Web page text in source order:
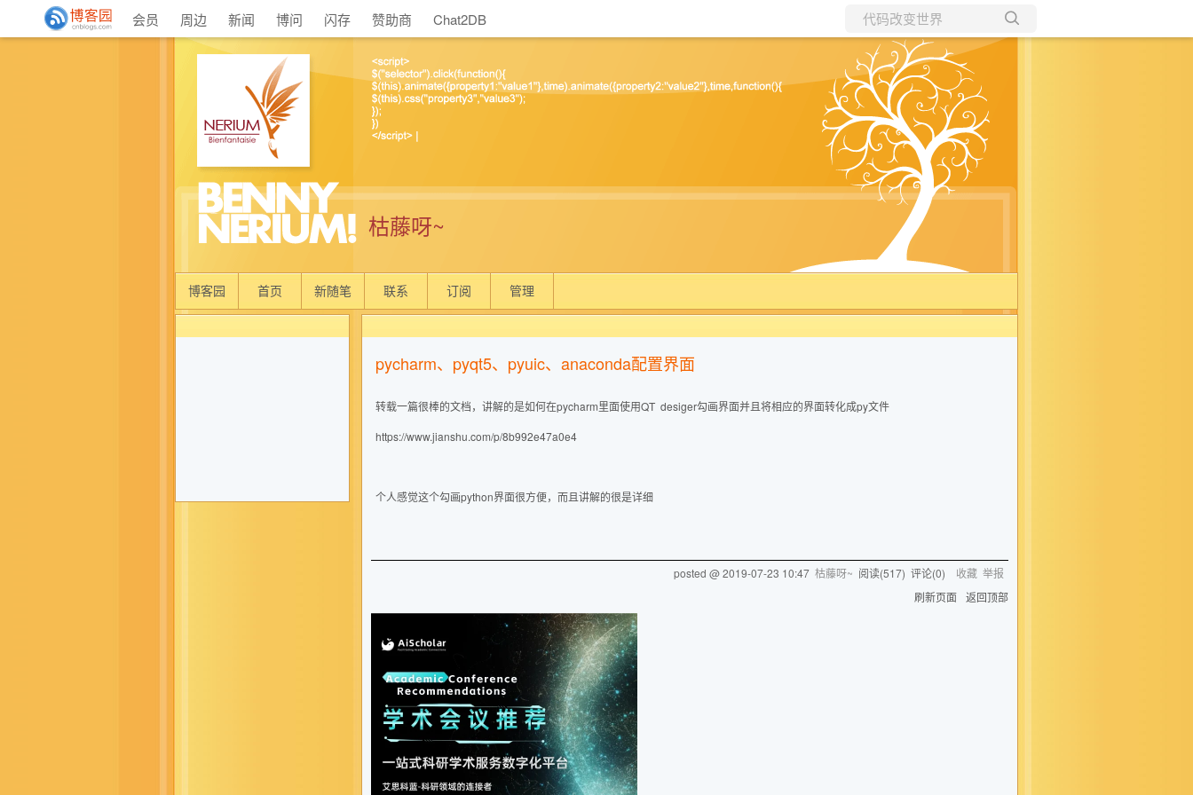
会员 周边 新闻 博问 闪存 赞助商 Chat2DB
所有博客
枯藤呀~
博客园 首页 新随笔 联系 订阅 管理
pycharm、pyqt5、pyuic、anaconda配置界面
转载一篇很棒的文档，讲解的是如何在pycharm里面使用QT desiger勾画界面并且将相应的界面转化成py文件
https://www.jianshu.com/p/8b992e47a0e4
个人感觉这个勾画python界面很方便，而且讲解的很是详细
posted @2019-07-23 10:47 枯藤呀~ 阅读(517) 评论(0) 收藏 举报
刷新页面 返回顶部